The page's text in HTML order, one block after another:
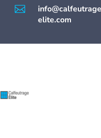

elite.com